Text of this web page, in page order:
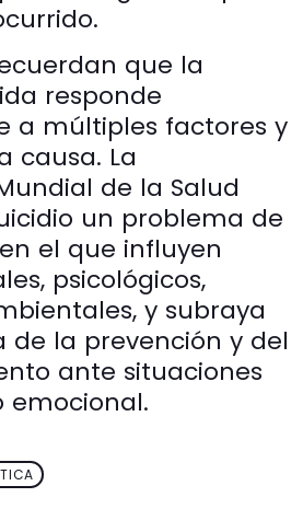
que la
responde
a múltiples factores y
causa. La
de la Salud
un problema de
el que influyen
psicológicos,
y subraya
de la prevención y del
ante situaciones
emocional.